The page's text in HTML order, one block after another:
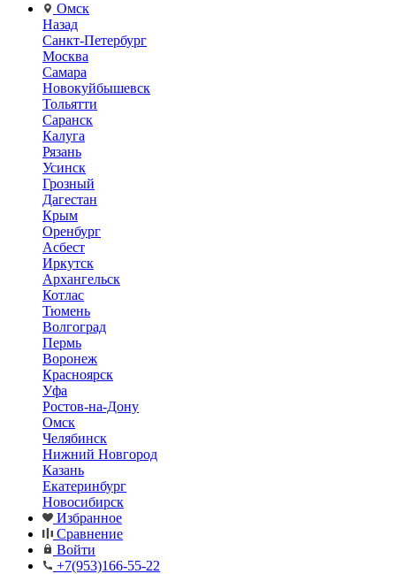
Омск
Назад
Санкт-Петербург
Москва
Самара
Новокуйбышевск
Тольятти
Саранск
Калуга
Рязань
Усинск
Грозный
Дагестан
Крым
Оренбург
Асбест
Иркутск
Архангельск
Котлас
Тюмень
Волгоград
Пермь
Воронеж
Красноярск
Уфа
Ростов-на-Дону
Омск
Челябинск
Нижний Новгород
Казань
Екатеринбург
Новосибирск
Избранное
Сравнение
Войти
+7(953)166-55-22